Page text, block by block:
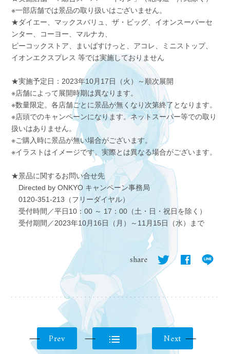
※一部店舗では景品の取り扱いはございません。
★ダイエー、マックスバリュ、ザ・ビッグ、イオンスーパーセ
ンター、コーヨー、マルナカ、
ピーコックストア、まいばすけっと、アコレ、ミニストップ、
イオンエクスプレス 等では実施しておりません
★実施予定日：2023年10月17日（火）～順次展開
※店舗によって展開時期は異なります。
※数量限定。各店舗ごとに景品が無くなり次第終了となります。
※店頭でのキャンペーンになります。ネットスーパー等での取り
扱いはありません。
※ご購入時に景品が無い場合がございます。
※イラストはイメージです。実際とは異なる場合がございます。
★景品に関するお問い合せ先
Directed by ONKYO キャンペーン事務局
0120-351-213（フリーダイヤル）
受付時間／平日10：00 ～ 17：00（土・日・祝日を除く）
受付期間／2023年10月16日（月）～11月15日（水）まで
share
Prev Next